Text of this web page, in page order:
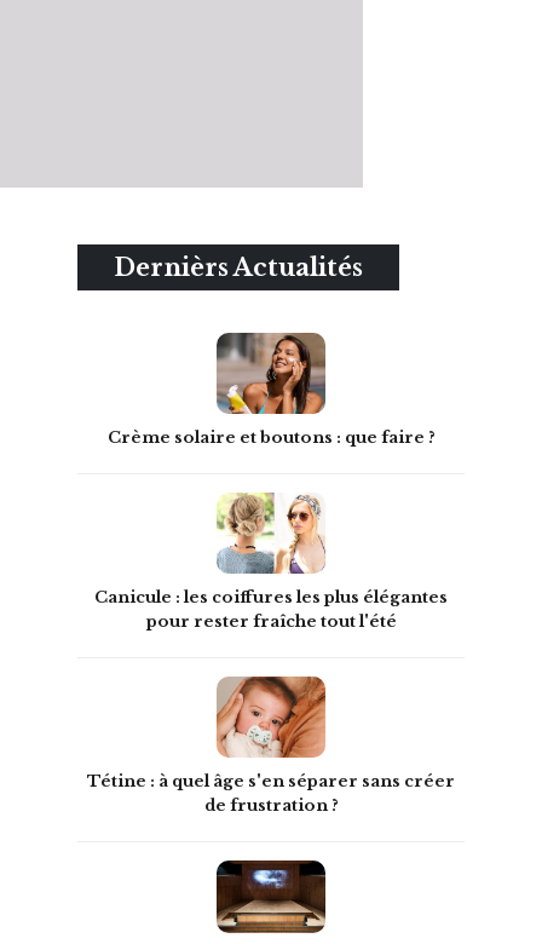
Dernièrs Actualités
Crème solaire et boutons : que faire ?
Canicule : les coiffures les plus élégantes
pour rester fraîche tout l'été
Tétine : à quel âge s'en séparer sans créer
de frustration ?